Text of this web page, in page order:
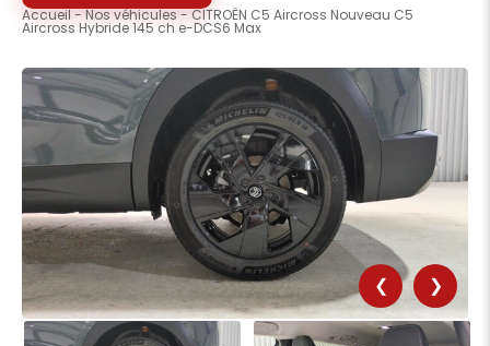
Accueil-Nos véhicules-CITROËN C5 Aircross Nouveau C5
Aircross Hybride 145 ch e-DCS6 Max
❮ ❯